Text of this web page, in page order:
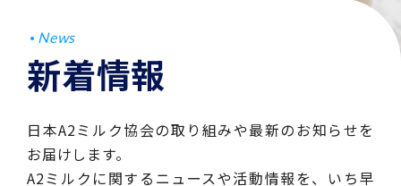
News
新着情報
日本A2ミルク協会の取り組みや最新のお知らせを
お届けします。
A2ミルクに関するニュースや活動情報を、いち早